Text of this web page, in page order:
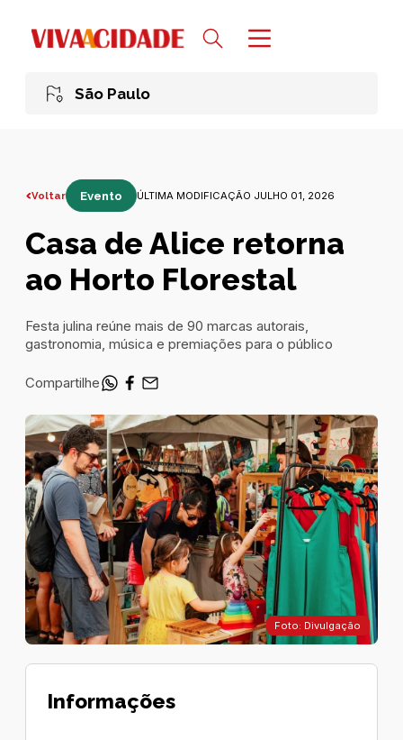
São Paulo
Voltar Evento ÚLTIMA MODIFICAÇÃO JULHO 01, 2026
Casa de Alice retorna
ao Horto Florestal
Festa julina reúne mais de 90 marcas autorais,
gastronomia, música e premiações para o público
Compartilhe
Foto: Divulgação
Informações